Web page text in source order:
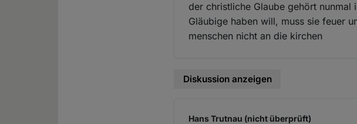
der christliche Glaube gehört nunmal
Gläubige haben will, muss sie feuer
menschen nicht an die kirchen
Diskussion anzeigen
Hans Trutnau (nicht überprüft)